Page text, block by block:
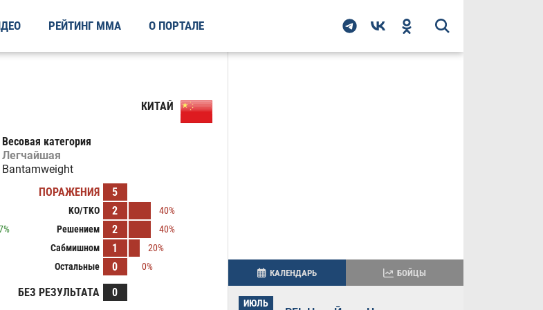
РЕЙТИНГ ММА О ПОРТАЛЕ
КИТАЙ
Весовая категория
Легчайшая
Bantamweight
ПОРАЖЕНИЯ 5
KO/TKO 2
40%
Решением
2
40%
Сабмишном
1
20%
Остальные
0 0%
БЕЗ РЕЗУЛЬТАТА 0
КАЛЕНДАРЬ БОЙЦЫ
ИЮЛЬ